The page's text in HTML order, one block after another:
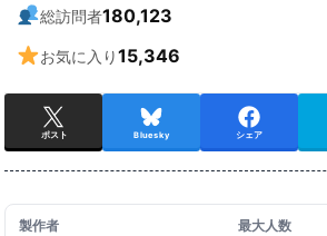
総訪問者180,123
お気に入り15,346
ポスト Bluesky シェア
製作者 最大人数